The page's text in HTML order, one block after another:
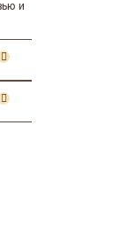
и